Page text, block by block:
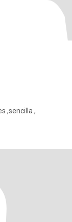
,sencilla ,